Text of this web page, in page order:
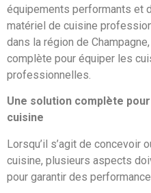
équipements performants et
matériel de cuisine
dans la région de
complète pour équiper les
professionnelles.
Une solution complète
cuisine
Lorsqu’il s’agit de concevoir
cuisine, plusieurs aspects
pour garantir des